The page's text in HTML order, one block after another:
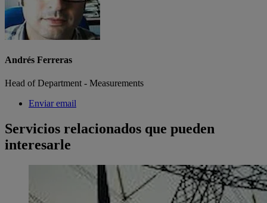
Andrés Ferreras
Head of Department - Measurements
Enviar email
Servicios relacionados que pueden
interesarle